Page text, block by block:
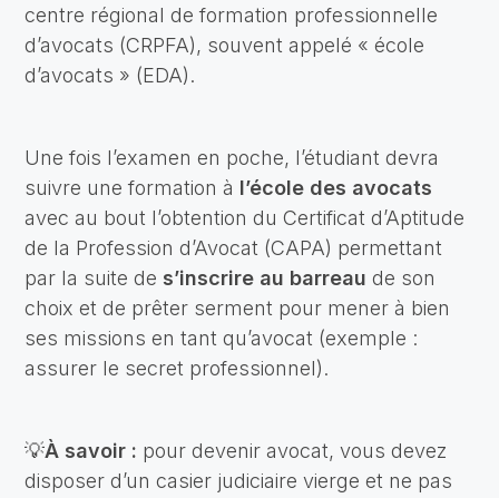
centre régional de formation professionnelle
d’avocats (CRPFA), souvent appelé « école
d’avocats » (EDA).
Une fois l’examen en poche, l’étudiant devra
suivre une formation à l’école des avocats
avec au bout l’obtention du Certificat d’Aptitude
de la Profession d’Avocat (CAPA) permettant
par la suite de s’inscrire au barreau de son
choix et de prêter serment pour mener à bien
ses missions en tant qu’avocat (exemple :
assurer le secret professionnel).
💡À savoir : pour devenir avocat, vous devez
disposer d’un casier judiciaire vierge et ne pas